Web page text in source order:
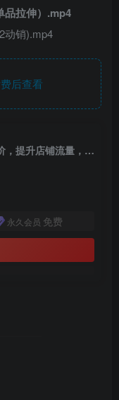
品拉伸）.mp4
动销).mp4
后查看
淘宝开店运营教程直通车，从基础到进阶，提升店铺流量，转化率和整体运营效率（更新26年4月10日）
永久会员 免费